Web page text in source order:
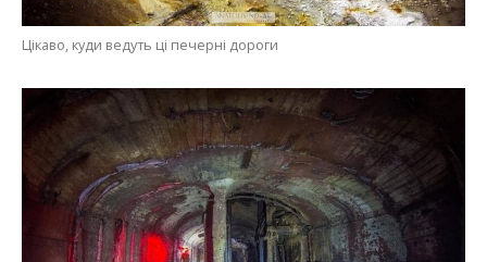
Цікаво, куди ведуть ці печерні дороги